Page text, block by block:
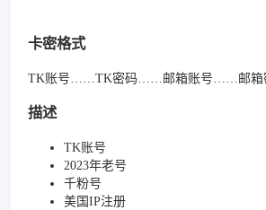
卡密格式
TK账号……TK密码……邮箱账号……邮箱
描述
TK账号
2023年老号
千粉号
美国IP注册